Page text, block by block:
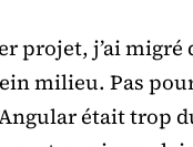
projet, j’ai migré
milieu. Pas
était trop